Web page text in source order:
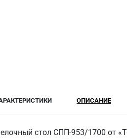
ОПИСАНИЕ
стол СПП-953/1700 от